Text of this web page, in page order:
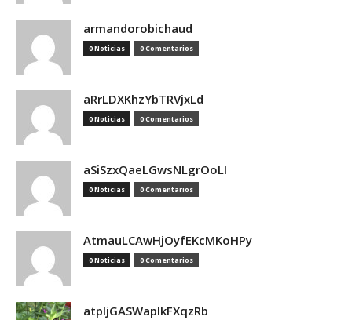
armandorobichaud
0 Noticias 0 Comentarios
aRrLDXKhzYbTRVjxLd
0 Noticias 0 Comentarios
aSiSzxQaeLGwsNLgrOoLI
0 Noticias 0 Comentarios
AtmauLCAwHjOyfEKcMKoHPy
0 Noticias 0 Comentarios
atpljGASWapIkFXqzRb